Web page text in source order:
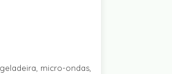
micro-ondas,